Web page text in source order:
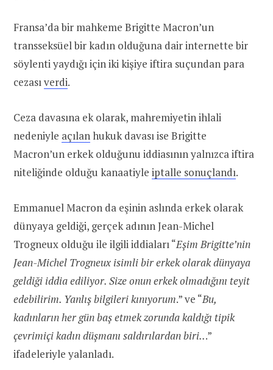
Fransa’da bir mahkeme Brigitte Macron’un
transseksüel bir kadın olduğuna dair internette bir
söylenti yaydığı için iki kişiye iftira suçundan para
cezasıverdi.
Ceza davasına ek olarak, mahremiyetin ihlali
nedeniyle açılanhukuk davası ise Brigitte
Macron’un erkek olduğunu iddiasının yalnızca iftira
niteliğinde olduğu kanaatiyle iptalle sonuçlandı.
Emmanuel Macron da eşinin aslında erkek olarak
dünyaya geldiği, gerçek adının Jean-Michel
Trogneux olduğu ile ilgili iddiaları “Eşim Brigitte’nin
Jean-Michel Trogneux isimli bir erkek olarak dünyaya
geldiği iddia ediliyor. Size onun erkek olmadığını teyit
edebilirim. Yanlış bilgileri kınıyorum.” ve “Bu,
kadınların her gün baş etmek zorunda kaldığı tipik
çevrimiçi kadın düşmanı saldırılardan biri...”
ifadeleriyle yalanladı.